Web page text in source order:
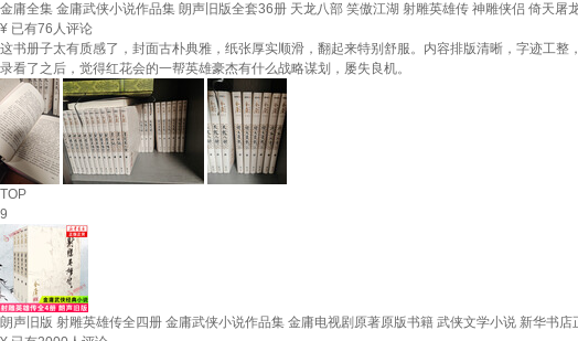
金庸全集 金庸武侠小说作品集 朗声旧版全套36册 天龙八部 笑傲江湖 射雕英雄传 神雕侠侣 倚天
¥ 已有76人评论
这书册子太有质感了，封面古朴典雅，纸张厚实顺滑，翻起来特别舒服。内容排版清晰，字迹工
录看了之后，觉得红花会的一帮英雄豪杰有什么战略谋划，屡失良机。
TOP
9
朗声旧版 射雕英雄传全四册 金庸武侠小说作品集 金庸电视剧原著原版书籍 武侠文学小说 新华书店